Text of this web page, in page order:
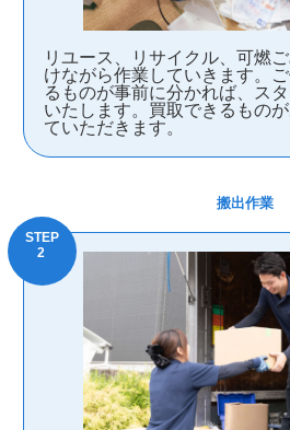
リユース、リサイクル、可燃
けながら作業していきます。
るものが事前に分かれば、ス
いたします。買取できるもの
ていただきます。
搬出作業